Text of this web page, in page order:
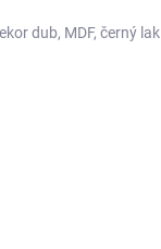
dub, MDF, černý lak